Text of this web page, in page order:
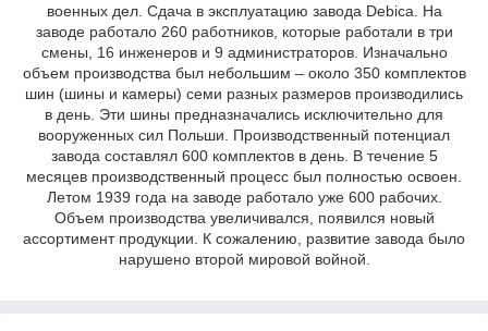
военных дел. Сдача в эксплуатацию завода Debica. На
заводе работало 260 работников, которые работали в три
смены, 16 инженеров и 9 администраторов. Изначально
объем производства был небольшим – около 350 комплектов
шин (шины и камеры) семи разных размеров производились
в день. Эти шины предназначались исключительно для
вооруженных сил Польши. Производственный потенциал
завода составлял 600 комплектов в день. В течение 5
месяцев производственный процесс был полностью освоен.
Летом 1939 года на заводе работало уже 600 рабочих.
Объем производства увеличивался, появился новый
ассортимент продукции. К сожалению, развитие завода было
нарушено второй мировой войной.